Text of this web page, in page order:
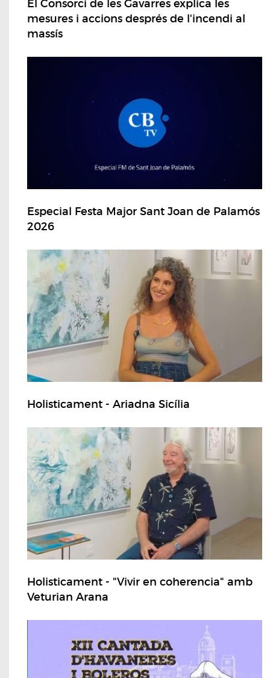
El Consorci de les Gavarres explica les
mesures i accions després de l'incendi al
massís
Especial Festa Major Sant Joan de Palamós
2026
Holisticament - Ariadna Sicília
Holisticament - "Vivir en coherencia" amb
Veturian Arana